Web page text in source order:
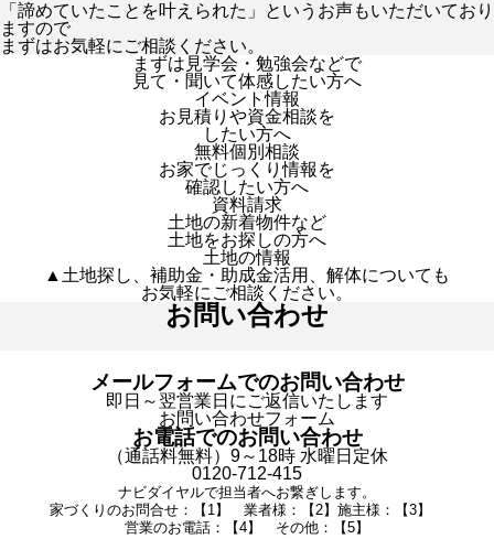
「諦めていたことを叶えられた」というお声もいただいており
ますので
まずはお気軽にご相談ください。
まずは見学会・勉強会などで
見て・聞いて体感したい方へ
イベント情報
お見積りや資金相談を
したい方へ
無料個別相談
お家でじっくり情報を
確認したい方へ
資料請求
土地の新着物件など
土地をお探しの方へ
土地の情報
▲土地探し、補助金・助成金活用、解体についても
お気軽にご相談ください。
お問い合わせ
メールフォームでのお問い合わせ
即日～翌営業日にご返信いたします
お問い合わせフォーム
お電話でのお問い合わせ
（通話料無料）9～18時 水曜日定休
0120-712-415
ナビダイヤルで担当者へお繋ぎします。
家づくりのお問合せ：【1】 業者様：【2】施主様：【3】
営業のお電話：【4】 その他：【5】